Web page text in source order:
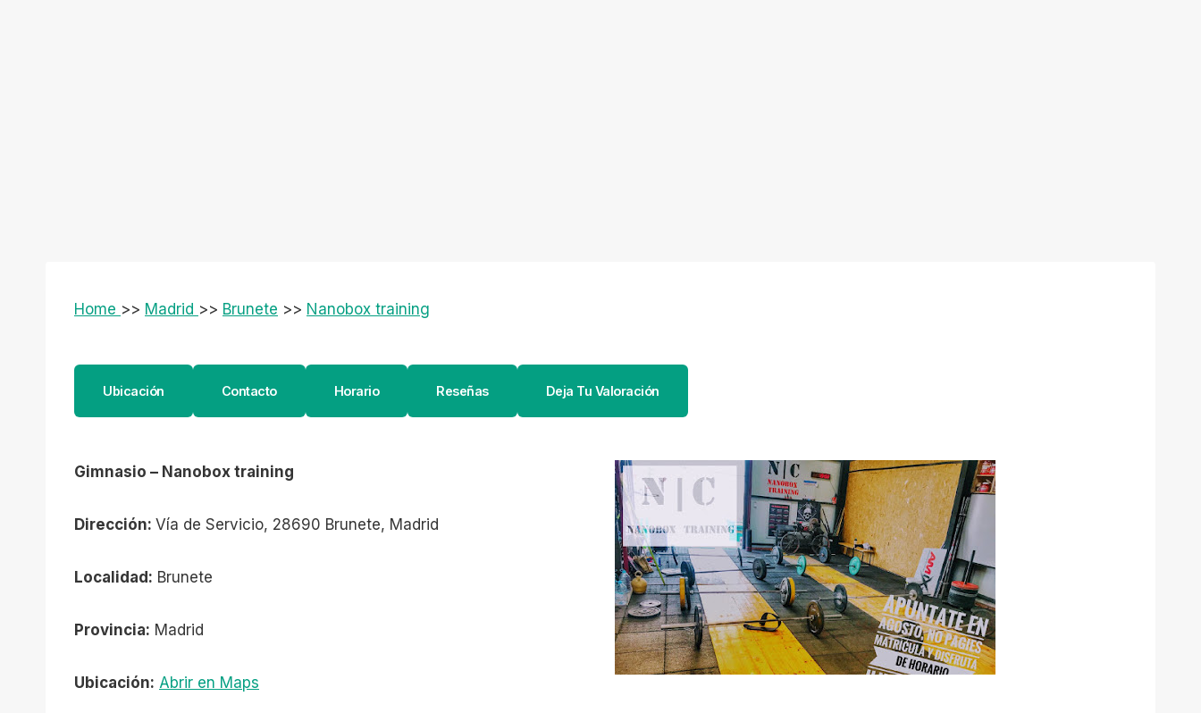
Home >> Madrid >> Brunete >> Nanobox training
Ubicación Contacto Horario Reseñas Deja Tu Valoración
Gimnasio – Nanobox training
Dirección: Vía de Servicio, 28690 Brunete, Madrid
Localidad: Brunete
Provincia: Madrid
Ubicación: Abrir en Maps